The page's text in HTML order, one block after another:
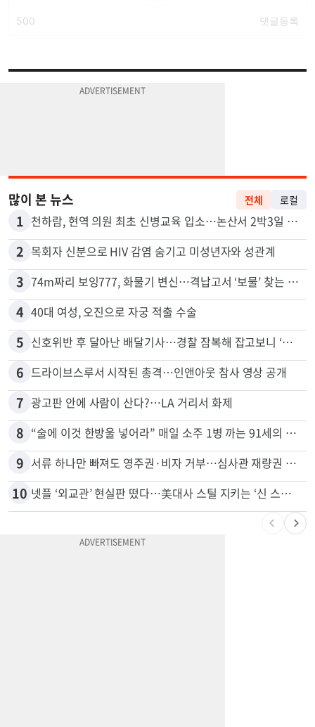
많이 본 뉴스 전체 로컬
1 천하람, 현역 의원 최초 신병교육 입소…논산서 2박3일 생활
2 목회자 신분으로 HIV 감염 숨기고 미성년자와 성관계
3 74m짜리 보잉777, 화물기 변신…격납고서 ‘보물’ 찾는 인천공항
4 40대 여성, 오진으로 자궁 적출 수술
5 신호위반 후 달아난 배달기사…경찰 잠복해 잡고보니 ‘반전’
6 드라이브스루서 시작된 총격…인앤아웃 참사 영상 공개
7 광고판 안에 사람이 산다?…LA 거리서 화제
8 “술에 이것 한방울 넣어라” 매일 소주 1병 까는 91세의 철칙
9 서류 하나만 빠져도 영주권·비자 거부…심사관 재량권 대폭 확대
10 넷플 ‘외교관’ 현실판 떴다…美대사 스틸 지키는 ‘신 스틸러’